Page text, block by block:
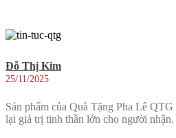
Đỗ Thị Kim
25/11/2025
Sản phẩm của Quà Tặng Pha Lê
lại giá trị tinh thần lớn cho người nhận.